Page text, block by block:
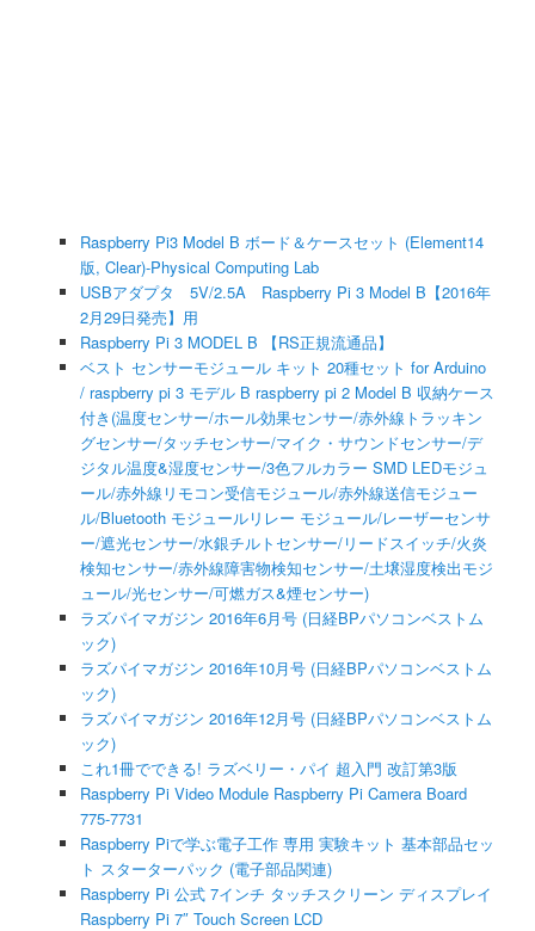
Raspberry Pi3 Model B ボード＆ケースセット (Element14
版, Clear)-Physical Computing Lab
USBアダプタ 5V/2.5A Raspberry Pi 3 Model B【2016年
2月29日発売】用
Raspberry Pi 3 MODEL B 【RS正規流通品】
ベスト センサーモジュール キット 20種セット for Arduino
/ raspberry pi 3 モデル B raspberry pi 2 Model B 収納ケース
付き(温度センサー/ホール効果センサー/赤外線トラッキン
グセンサー/タッチセンサー/マイク・サウンドセンサー/デ
ジタル温度&湿度センサー/3色フルカラー SMD LEDモジュ
ール/赤外線リモコン受信モジュール/赤外線送信モジュー
ル/Bluetooth モジュールリレー モジュール/レーザーセンサ
ー/遮光センサー/水銀チルトセンサー/リードスイッチ/火炎
検知センサー/赤外線障害物検知センサー/土壌湿度検出モジ
ュール/光センサー/可燃ガス&煙センサー)
ラズパイマガジン 2016年6月号 (日経BPパソコンベストム
ック)
ラズパイマガジン 2016年10月号 (日経BPパソコンベストム
ック)
ラズパイマガジン 2016年12月号 (日経BPパソコンベストム
ック)
これ1冊でできる! ラズベリー・パイ 超入門 改訂第3版
Raspberry Pi Video Module Raspberry Pi Camera Board
775-7731
Raspberry Piで学ぶ電子工作 専用 実験キット 基本部品セッ
ト スターターパック (電子部品関連)
Raspberry Pi 公式 7インチ タッチスクリーン ディスプレイ
Raspberry Pi 7″ Touch Screen LCD